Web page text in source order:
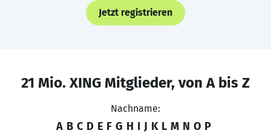
Jetzt registrieren
21 Mio. XING Mitglieder, von A bis Z
Nachname:
A B C D E F G H I J K L M N O P